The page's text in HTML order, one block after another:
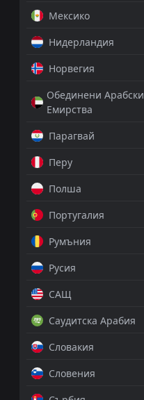
Мексико
Нидерландия
Норвегия
Обединени Арабски
Емирства
Парагвай
Перу
Полша
Португалия
Румъния
Русия
САЩ
Саудитска Арабия
Словакия
Словения